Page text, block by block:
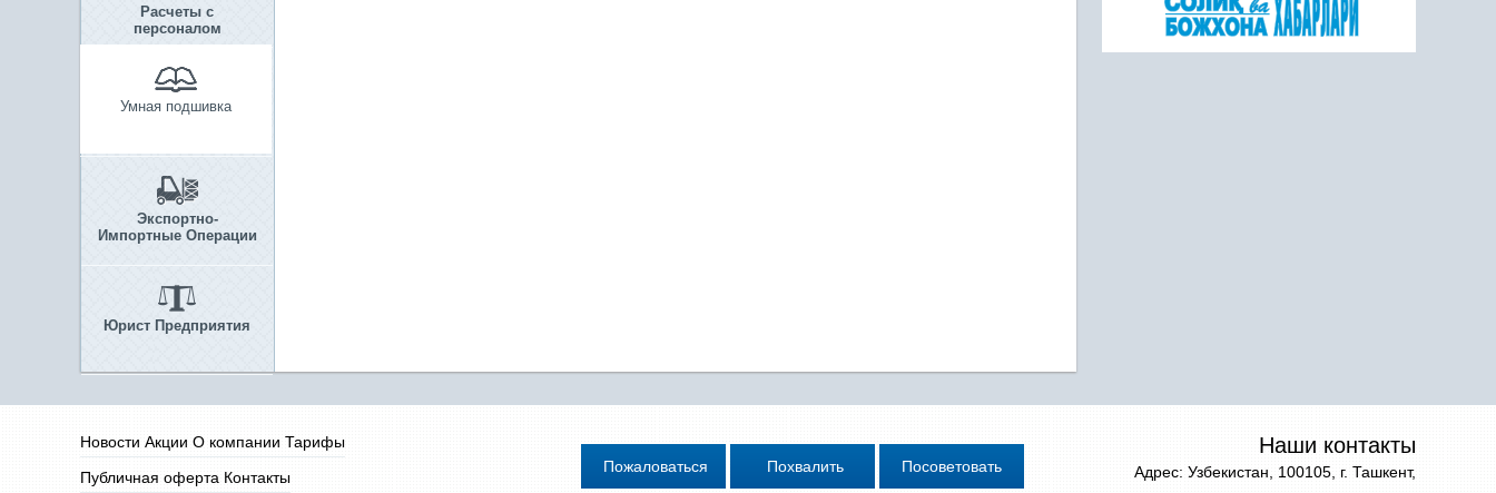
Расчеты с
персоналом
Умная подшивка
Экспортно-
Импортные Операции
Юрист Предприятия
Новости Акции О компании Тарифы
Публичная оферта Контакты
Наши контакты
Адрес: Узбекистан, 100105, г. Ташкент,